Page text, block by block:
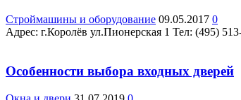
Строймашины и оборудование 09.05.2017 0
Адрес: г.Королёв ул.Пионерская 1 Teл: (495)
Особенности выбора входных дверей